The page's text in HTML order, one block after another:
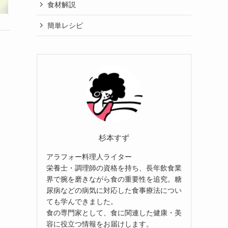
食材解説
簡単レシピ
杉本すず
アラフォー料理人ライター
栄養士・調理師の資格を持ち、長年飲食業
界で腕を磨きながら食の重要性を追究。糖
尿病などの病気に対応した食事療法につい
ても学んできました。
食の専門家として、食に関連した健康・美
容に役立つ情報をお届けします。